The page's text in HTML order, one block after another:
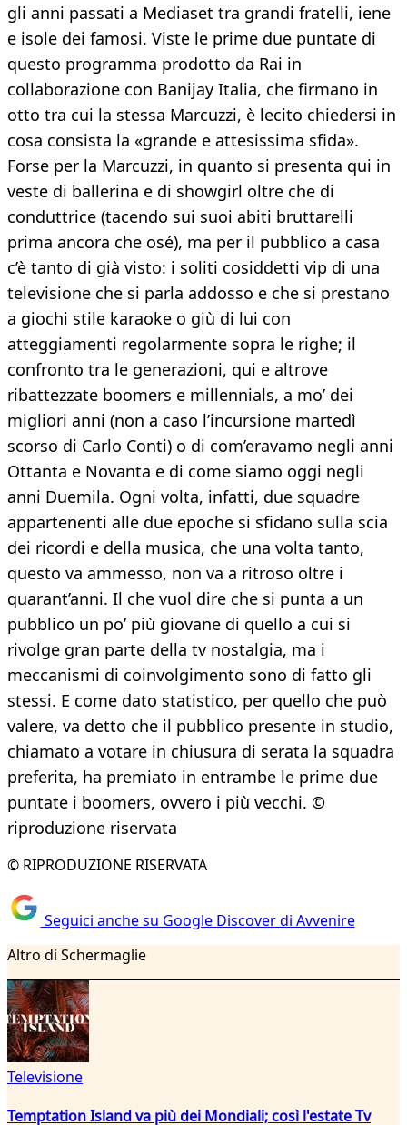
gli anni passati a Mediaset tra grandi fratelli, iene
e isole dei famosi. Viste le prime due puntate di
questo programma prodotto da Rai in
collaborazione con Banijay Italia, che firmano in
otto tra cui la stessa Marcuzzi, è lecito chiedersi in
cosa consista la «grande e attesissima sfida».
Forse per la Marcuzzi, in quanto si presenta qui in
veste di ballerina e di showgirl oltre che di
conduttrice (tacendo sui suoi abiti bruttarelli
prima ancora che osé), ma per il pubblico a casa
c’è tanto di già visto: i soliti cosiddetti vip di una
televisione che si parla addosso e che si prestano
a giochi stile karaoke o giù di lui con
atteggiamenti regolarmente sopra le righe; il
confronto tra le generazioni, qui e altrove
ribattezzate boomers e millennials, a mo’ dei
migliori anni (non a caso l’incursione martedì
scorso di Carlo Conti) o di com’eravamo negli anni
Ottanta e Novanta e di come siamo oggi negli
anni Duemila. Ogni volta, infatti, due squadre
appartenenti alle due epoche si sfidano sulla scia
dei ricordi e della musica, che una volta tanto,
questo va ammesso, non va a ritroso oltre i
quarant’anni. Il che vuol dire che si punta a un
pubblico un po’ più giovane di quello a cui si
rivolge gran parte della tv nostalgia, ma i
meccanismi di coinvolgimento sono di fatto gli
stessi. E come dato statistico, per quello che può
valere, va detto che il pubblico presente in studio,
chiamato a votare in chiusura di serata la squadra
preferita, ha premiato in entrambe le prime due
puntate i boomers, ovvero i più vecchi. ©
riproduzione riservata
© RIPRODUZIONE RISERVATA
Seguici anche su Google Discover di Avvenire
Altro di Schermaglie
Televisione
Temptation Island va più dei Mondiali; così l'estate Tv